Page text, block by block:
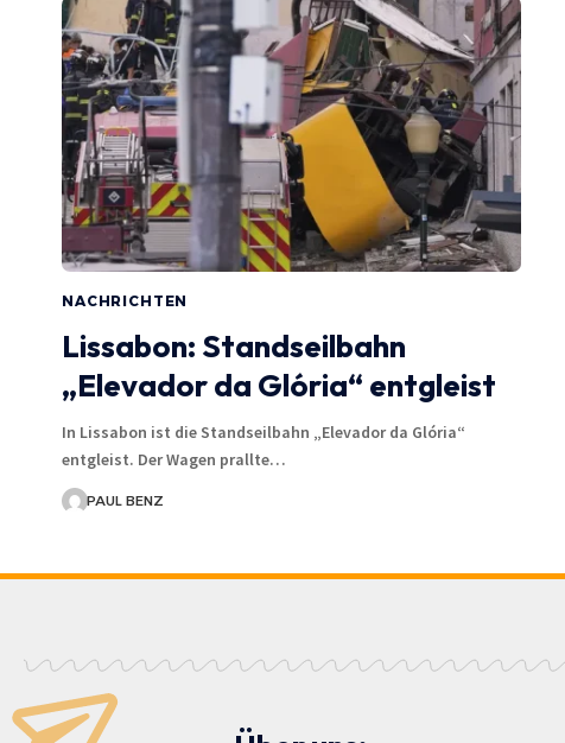
NACHRICHTEN
Lissabon: Standseilbahn
„Elevador da Glória“ entgleist
In Lissabon ist die Standseilbahn „Elevador da Glória“
entgleist. Der Wagen prallte…
PAUL BENZ